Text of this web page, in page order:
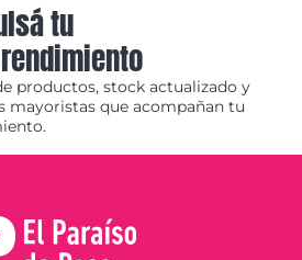
tu
productos, stock actualizado y
mayoristas que acompañan tu